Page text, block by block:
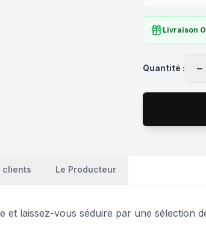
Livraison
Quantité : −
clients Le Producteur
laissez-vous séduire par une sélection